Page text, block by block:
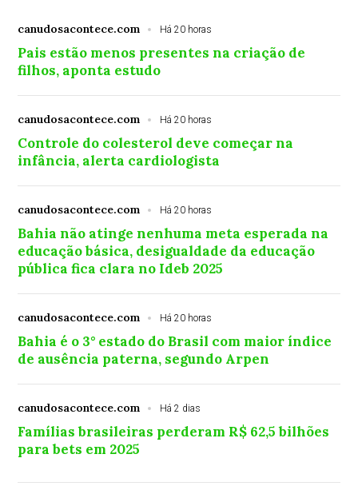
canudosacontece.com Há 20 horas
Pais estão menos presentes na criação de
filhos, aponta estudo
canudosacontece.com Há 20 horas
Controle do colesterol deve começar na
infância, alerta cardiologista
canudosacontece.com Há 20 horas
Bahia não atinge nenhuma meta esperada na
educação básica, desigualdade da educação
pública fica clara no Ideb 2025
canudosacontece.com Há 20 horas
Bahia é o 3° estado do Brasil com maior índice
de ausência paterna, segundo Arpen
canudosacontece.com Há 2 dias
Famílias brasileiras perderam R$ 62,5 bilhões
para bets em 2025